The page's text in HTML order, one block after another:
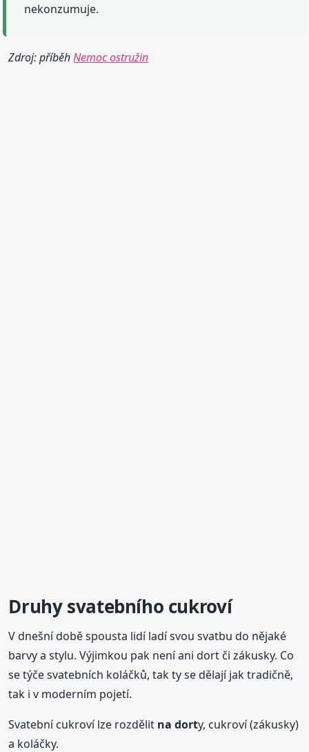
nekonzumuje.
Zdroj: příběhNemoc ostružin
Druhy svatebního cukroví
V dnešní době spousta lidí ladí svou svatbu do nějaké
barvy a stylu. Výjimkou pak není ani dort či zákusky. Co
se týče svatebních koláčků, tak ty se dělají jak tradičně,
tak i v moderním pojetí.
Svatební cukroví lze rozdělit na dorty, cukroví (zákusky)
a koláčky.